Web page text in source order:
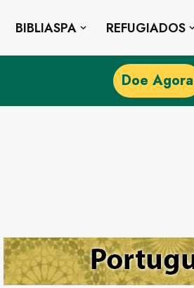
BIBLIASPA REFUGIADOS
Doe Agora